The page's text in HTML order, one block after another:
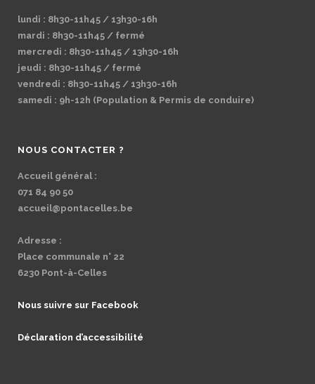
lundi : 8h30-11h45 / 13h30-16h
mardi : 8h30-11h45 / fermé
mercredi : 8h30-11h45 / 13h30-16h
jeudi : 8h30-11h45 / fermé
vendredi : 8h30-11h45 / 13h30-16h
samedi : 9h-12h (Population & Permis de conduire)
NOUS CONTACTER ?
Accueil général :
071 84 90 50
accueil@pontacelles.be
Adresse :
Place communale n° 22
6230 Pont-à-Celles
Nous suivre sur Facebook
Déclaration d’accessibilité